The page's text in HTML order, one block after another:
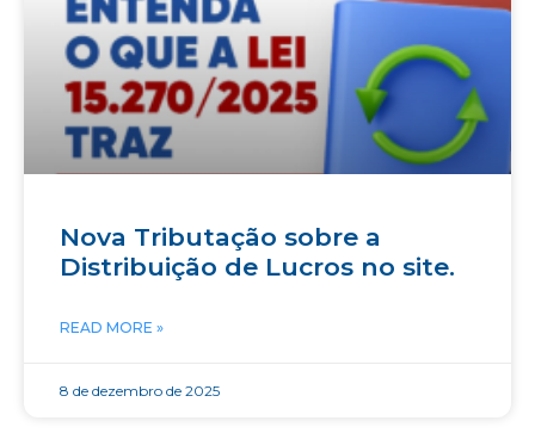
Nova Tributação sobre a
Distribuição de Lucros no site.
READ MORE »
8 de dezembro de 2025